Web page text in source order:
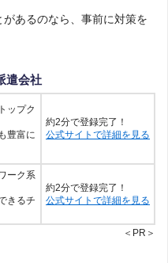
あるのなら、事前に対策を
遣会社
ップク
豊富に
約2分で登録完了！
公式サイトで詳細を見る
ーク系
きるチ
約2分で登録完了！
公式サイトで詳細を見る
＜PR＞